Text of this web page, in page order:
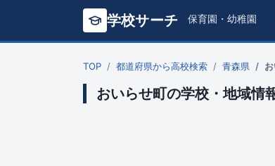
学校サーチ 保育園・幼稚園
TOP 都道府県から高校検索 青森県
おいらせ町の学校・地域情